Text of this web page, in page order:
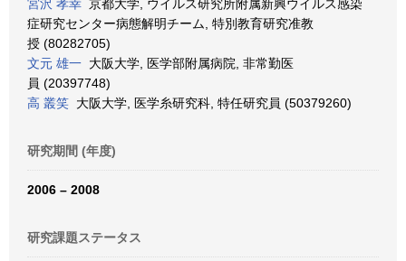
宮沢 孝幸 京都大学, ウイルス研究所附属新興ウイルス感染
症研究センター病態解明チーム, 特別教育研究准教
授 (80282705)
文元 雄一 大阪大学, 医学部附属病院, 非常勤医
員 (20397748)
高 叢笑 大阪大学, 医学糸研究科, 特任研究員 (50379260)
研究期間 (年度)
2006 – 2008
研究課題ステータス